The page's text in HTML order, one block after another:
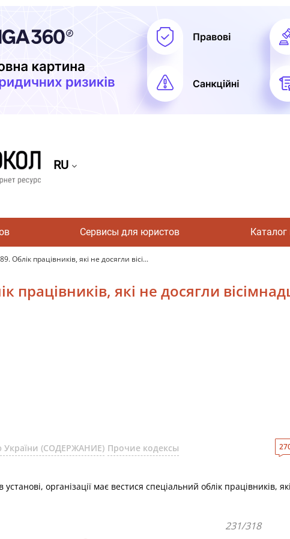
RU
Сервисы для юристов
Облік працівників, які не досягли вісі...
працівників, які не досягли
України (СОДЕРЖАНИЕ) Прочие кодексы
організації має вестися спеціальний облік працівників,
231/318